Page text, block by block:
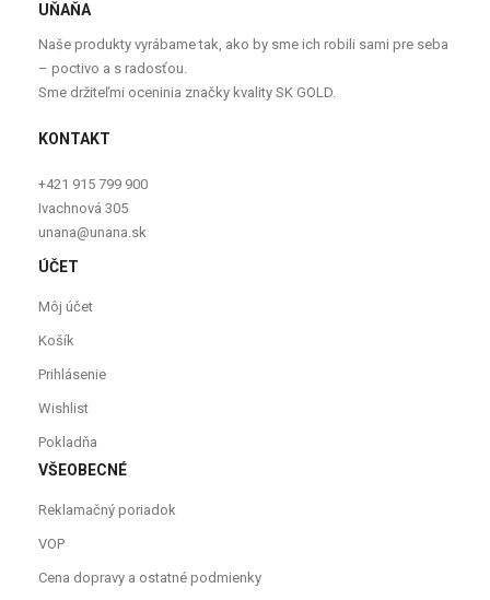
UŇAŇA
Naše produkty vyrábame tak, ako by sme ich robili sami pre seba
– poctivo a s radosťou.
Sme držiteľmi oceninia značky kvality SK GOLD.
KONTAKT
+421 915 799 900
Ivachnová 305
unana@unana.sk
ÚČET
Môj účet
Košík
Prihlásenie
Wishlist
Pokladňa
VŠEOBECNÉ
Reklamačný poriadok
VOP
Cena dopravy a ostatné podmienky